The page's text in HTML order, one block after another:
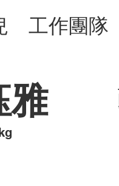
工作團隊
雅